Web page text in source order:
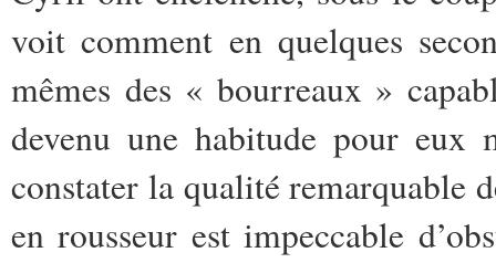
voit comment en quelques
mêmes des « bourreaux »
devenu une habitude pour
constater la qualité remarquable
en rousseur est impeccable